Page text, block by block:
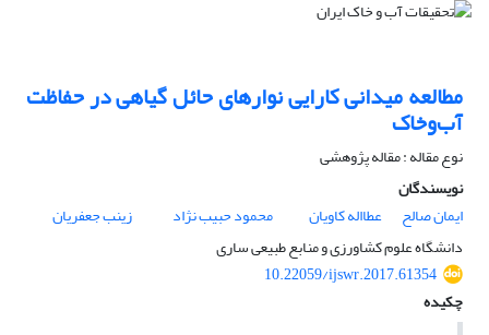
مطالعه میدانی کارایی نوارهای حائل گیاهی در حفاظت
آب‌وخاک
نوع مقاله : مقاله پژوهشی
نویسندگان
ایمان صالح
عطااله کاویان محمود حبیب نژاد
زینب جعفریان
دانشگاه علوم کشاورزی و منابع طبیعی ساری
10.22059/ijswr.2017.61354
چکیده